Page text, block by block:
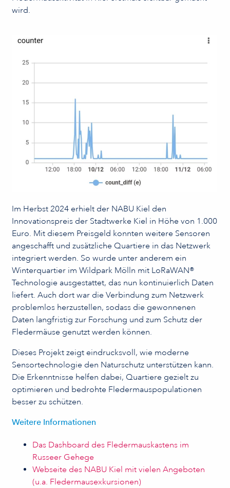
wird.
Im Herbst 2024 erhielt der NABU Kiel den
Innovationspreis der Stadtwerke Kiel in Höhe von 1.000
Euro. Mit diesem Preisgeld konnten weitere Sensoren
angeschafft und zusätzliche Quartiere in das Netzwerk
integriert werden. So wurde unter anderem ein
Winterquartier im Wildpark Mölln mit LoRaWAN®
Technologie ausgestattet, das nun kontinuierlich Daten
liefert. Auch dort war die Verbindung zum Netzwerk
problemlos herzustellen, sodass die gewonnenen
Daten langfristig zur Forschung und zum Schutz der
Fledermäuse genutzt werden können.
Dieses Projekt zeigt eindrucksvoll, wie moderne
Sensortechnologie den Naturschutz unterstützen kann.
Die Erkenntnisse helfen dabei, Quartiere gezielt zu
optimieren und bedrohte Fledermauspopulationen
besser zu schützen.
Weitere Informationen
Das Dashboard des Fledermauskastens im
Russeer Gehege
Webseite des NABU Kiel mit vielen Angeboten
(u.a. Fledermausexkursionen)